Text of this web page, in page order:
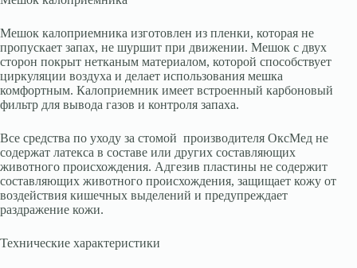
Мешок калоприемника изготовлен из пленки, которая не
пропускает запах, не шуршит при движении. Мешок с двух
сторон покрыт нетканым материалом, которой способствует
циркуляции воздуха и делает использования мешка
комфортным. Калоприемник имеет встроенный карбоновый
фильтр для вывода газов и контроля запаха.
Все средства по уходу за стомой производителя ОксМед не
содержат латекса в составе или других составляющих
животного происхождения. Адгезив пластины не содержит
составляющих животного происхождения, защищает кожу от
воздействия кишечных выделений и предупреждает
раздражение кожи.
Технические характеристики